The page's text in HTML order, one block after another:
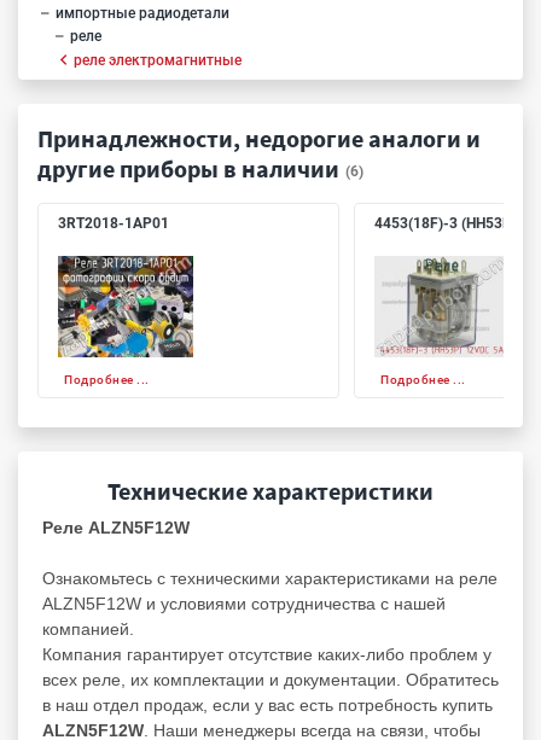
импортные радиодетали
реле
реле электромагнитные
Принадлежности, недорогие аналоги и
другие приборы в наличии (6)
3RT2018-1AP01
Подробнее ...
4453(18F)-3 (HH53P)
Подробнее ...
Технические характеристики
Реле ALZN5F12W
Ознакомьтесь с техническими характеристиками на реле
ALZN5F12W и условиями сотрудничества с нашей
компанией.
Компания гарантирует отсутствие каких-либо проблем у
всех реле, их комплектации и документации. Обратитесь
в наш отдел продаж, если у вас есть потребность купить
ALZN5F12W . Наши менеджеры всегда на связи, чтобы